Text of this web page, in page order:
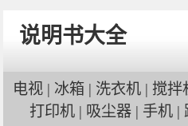
说明书大全
电视 | 冰箱 | 洗衣机 | 搅拌
打印机 | 吸尘器 | 手机 |